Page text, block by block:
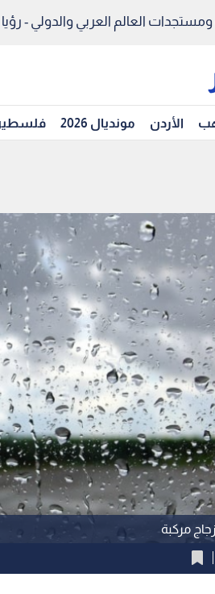
ومستجدات العالم العربي والدولي - رؤيا
الأردن مونديال 2026
مركبة